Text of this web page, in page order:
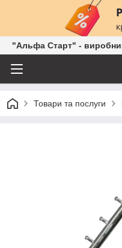
"Альфа Старт" -
Товари та послуги